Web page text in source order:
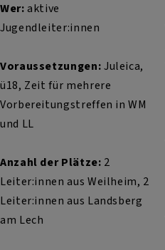
Wer:aktive
Jugendleiter:innen
Voraussetzungen:Juleica,
ü18, Zeit für mehrere
Vorbereitungstreffen in WM
und LL
Anzahl der Plätze: 2
Leiter:innen aus Weilheim, 2
Leiter:innen aus Landsberg
am Lech